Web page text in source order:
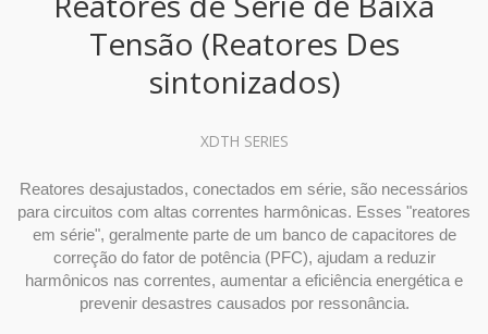
Tensão (Reatores Des
sintonizados)
XDTH SERIES
Reatores desajustados, conectados em série, são necessários
para circuitos com altas correntes harmônicas. Esses "reatores
em série", geralmente parte de um banco de capacitores de
correção do fator de potência (PFC), ajudam a reduzir
harmônicos nas correntes, aumentar a eficiência energética e
prevenir desastres causados por ressonância.